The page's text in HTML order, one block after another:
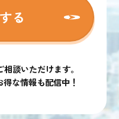
る
談いただけます。
な情報も配信中！